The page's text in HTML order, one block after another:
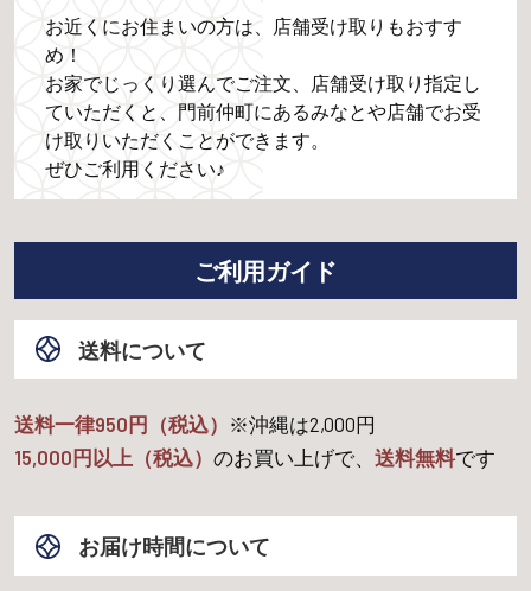
お近くにお住まいの方は、店舗受け取りもおすす
め！
お家でじっくり選んでご注文、店舗受け取り指定し
ていただくと、門前仲町にあるみなとや店舗でお受
け取りいただくことができます。
ぜひご利用ください♪
ご利用ガイド
送料について
送料一律950円（税込） ※沖縄は2,000円
15,000円以上（税込） のお買い上げで、 送料無料です
お届け時間について